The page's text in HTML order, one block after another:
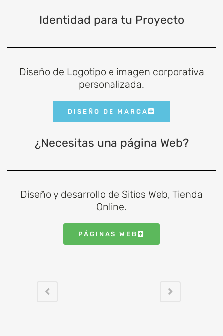
Identidad para tu Proyecto
Diseño de Logotipo e imagen corporativa
personalizada.
DISEÑO DE MARCA
¿Necesitas una página Web?
Diseño y desarrollo de Sitios Web, Tienda
Online.
PÁGINAS WEB